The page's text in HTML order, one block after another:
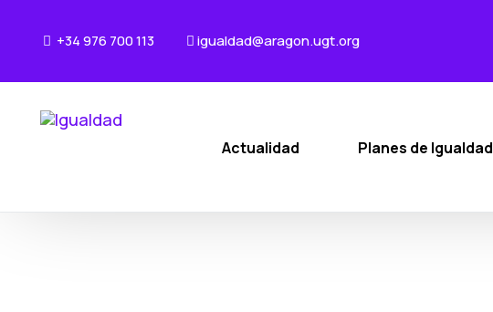
+34 976 700 113 igualdad@aragon.ugt.org
Actualidad Planes de Igualdad